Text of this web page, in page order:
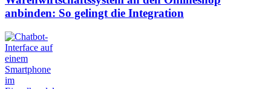
anbinden: So gelingt die Integration